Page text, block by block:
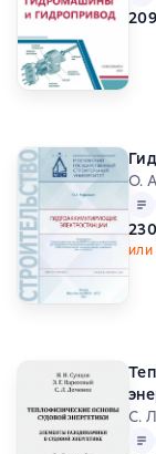
О.
Текст
С.
Текст